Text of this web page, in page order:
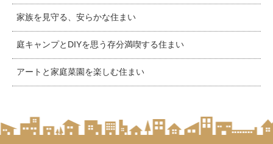
家族を見守る、安らかな住まい
庭キャンプとDIYを思う存分満喫する住まい
アートと家庭菜園を楽しむ住まい